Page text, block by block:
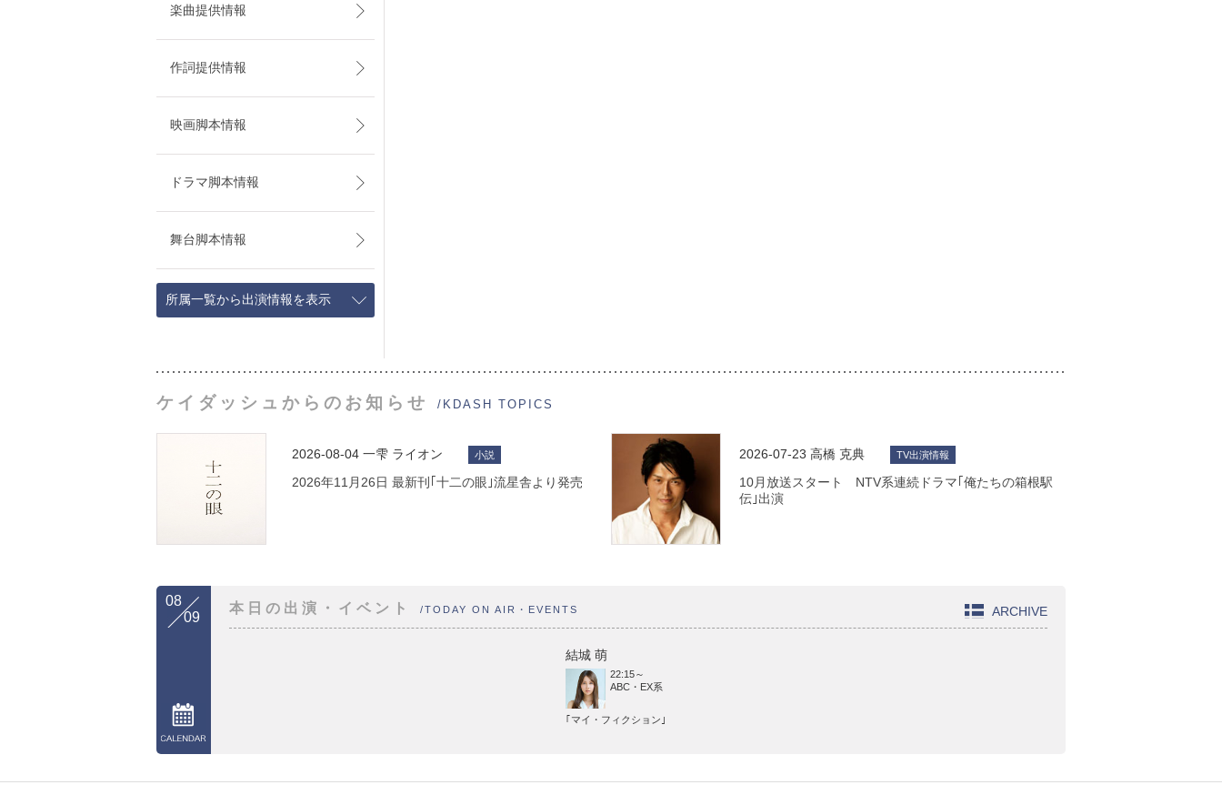
楽曲提供情報
作詞提供情報
映画脚本情報
ドラマ脚本情報
舞台脚本情報
所属一覧から出演情報を表示
ケイダッシュからのお知らせ /KDASH TOPICS
2026-08-04 一雫 ライオン 小説
2026年11月26日 最新刊｢十二の眼｣流星舎より発売
2026-07-23 高橋 克典 TV出演情報
10月放送スタート NTV系連続ドラマ｢俺たちの箱根駅
伝｣出演
08
09
本日の出演・イベント /TODAY ON AIR・EVENTS
結城 萌
22:15～
ABC・EX系
｢マイ・フィクション｣
ARCHIVE